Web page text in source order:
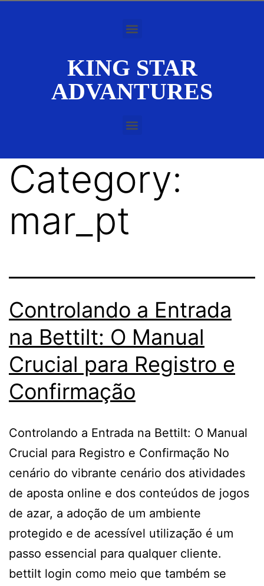
KING STAR
ADVANTURES
Category:
mar_pt
Controlando a Entrada
na Bettilt: O Manual
Crucial para Registro e
Confirmação
Controlando a Entrada na Bettilt: O Manual
Crucial para Registro e Confirmação No
cenário do vibrante cenário dos atividades
de aposta online e dos conteúdos de jogos
de azar, a adoção de um ambiente
protegido e de acessível utilização é um
passo essencial para qualquer cliente.
bettilt login como meio que também se